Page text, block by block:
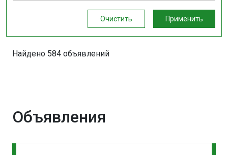
Очистить Применить
Найдено 584 объявлений
Объявления